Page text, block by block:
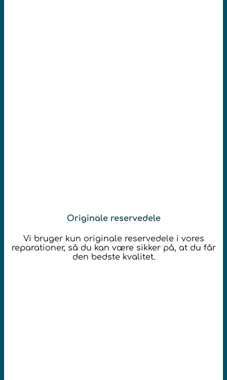
Originale reservedele
Vi bruger kun originale reservedele i vores
reparationer, så du kan være sikker på, at du får
den bedste kvalitet.